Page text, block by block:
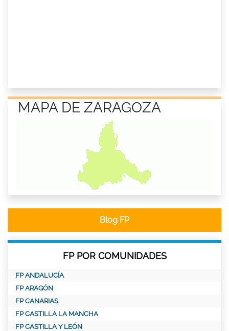
MAPA DE ZARAGOZA
Blog FP
FP POR COMUNIDADES
FP ANDALUCÍA
FP ARAGÓN
FP CANARIAS
FP CASTILLA LA MANCHA
FP CASTILLA Y LEÓN